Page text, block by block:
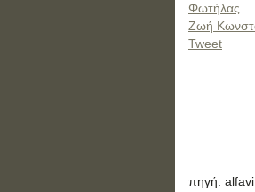
Φωτήλας
Ζωή
Tweet
πηγή: